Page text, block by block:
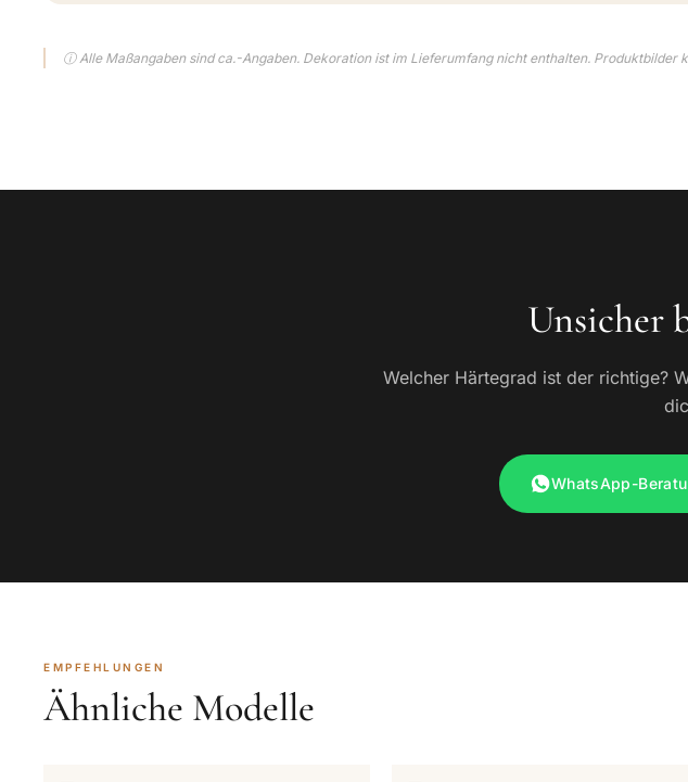
ⓘ Alle Maßangaben sind ca.-Angaben. Dekoration ist im Lieferumfang nicht enthalten.
Unsicher
Welcher Härtegrad ist der richtige?
WhatsApp-
EMPFEHLUNGEN
Ähnliche Modelle